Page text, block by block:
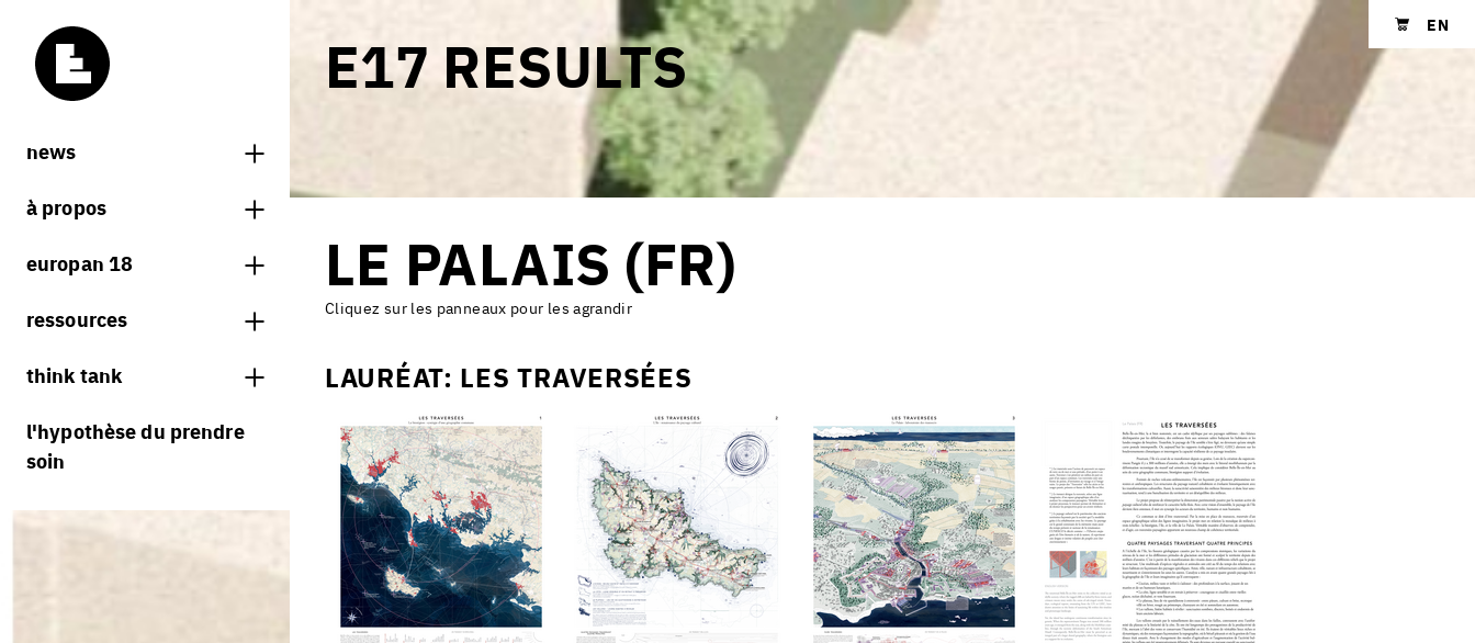
Shopping cart
EN
news
news
à propos
qu'est-ce qu'europan
contact
Share on Instagram
Share on Facebook
Share on Twitter
Share on LinkedIn
europan 18
résultats europan 18
règlement
calendrier
ressources
librairie
portraits d'équipes
projets/processus
think tank
processus
villes vivantes
villes adaptables
l'hypothèse du prendre
soin
E17 RESULTS
LE PALAIS (FR)
Cliquez sur les panneaux pour les agrandir
LAURÉAT: LES TRAVERSÉES